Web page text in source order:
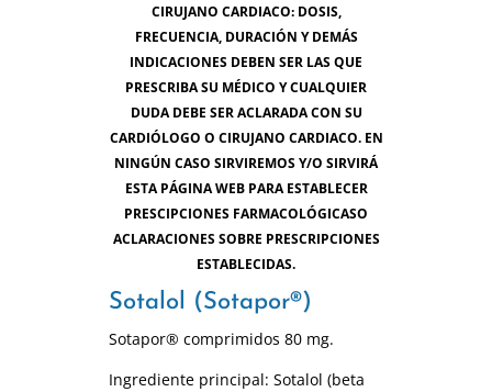
CIRUJANO CARDIACO: DOSIS,
FRECUENCIA, DURACIÓN Y DEMÁS
INDICACIONES DEBEN SER LAS QUE
PRESCRIBA SU MÉDICO Y CUALQUIER
DUDA DEBE SER ACLARADA CON SU
CARDIÓLOGO O CIRUJANO CARDIACO. EN
NINGÚN CASO SIRVIREMOS Y/O SIRVIRÁ
ESTA PÁGINA WEB PARA ESTABLECER
PRESCIPCIONES FARMACOLÓGICASO
ACLARACIONES SOBRE PRESCRIPCIONES
ESTABLECIDAS.
Sotalol (Sotapor®)
Sotapor® comprimidos 80 mg.
Ingrediente principal: Sotalol (beta